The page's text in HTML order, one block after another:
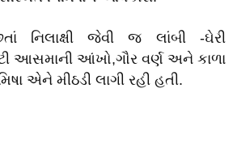
નિલાક્ષી જેવી જ લાંબી -ઘેરી
આસમાની આંખો,ગૌર વર્ણ અને કાળા
એને મીઠડી લાગી રહી હતી.